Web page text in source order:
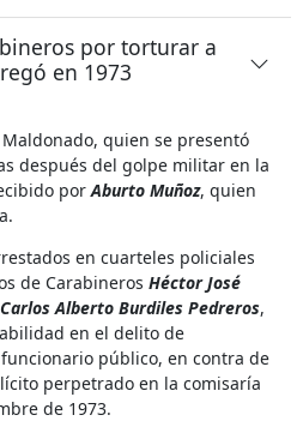
por torturar a
en 1973
quien se presentó
después del golpe militar en la
por Aburto Muñoz, quien
en cuarteles policiales
de Carabineros Héctor José
Carlos Alberto Burdiles Pedreros,
en el delito de
público, en contra de
perpetrado en la comisaría
de 1973.